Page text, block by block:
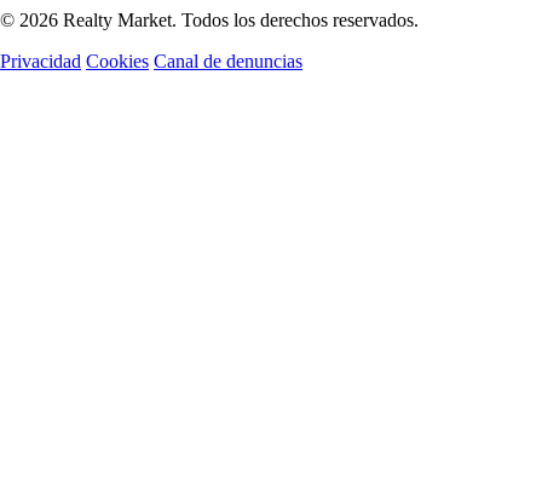
© 2026 Realty Market. Todos los derechos reservados.
Privacidad Cookies Canal de denuncias